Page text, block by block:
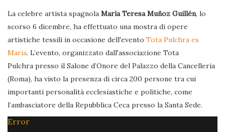
La celebre artista spagnola María Teresa Muñoz Guillén, lo
scorso 6 dicembre, ha effettuato una mostra di opere
artistiche tessili in occasione dell'evento Tota Pulchra es
Maria. L’evento, organizzato dall'associazione Tota
Pulchra presso il Salone d’Onore del Palazzo della Cancelleria
(Roma), ha visto la presenza di circa 200 persone tra cui
importanti personalità ecclesiastiche e politiche, come
l’ambasciatore della Repubblica Ceca presso la Santa Sede.
Error